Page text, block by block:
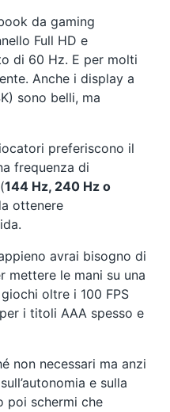
da gaming
Full HD e
di 60 Hz. E per molti
Anche i display a
sono belli, ma
preferiscono il
frequenza di
144 Hz, 240 Hz o
ottenere
avrai bisogno di
mettere le mani su una
oltre i 100 FPS
i titoli AAA spesso e
non necessari ma anzi
e sulla
poi schermi che